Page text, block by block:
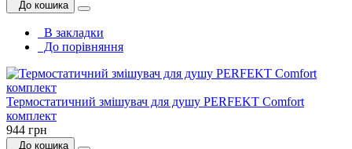
До кошика
В закладки
До порівняння
Термостатичний змішувач для душу PERFEKT Comfort
комплект
944 грн
До кошика